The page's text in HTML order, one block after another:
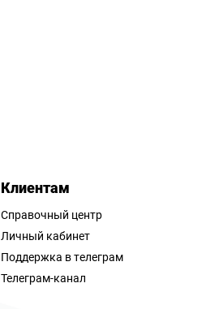
Клиентам
Справочный центр
Личный кабинет
Поддержка в телеграм
Телеграм-канал